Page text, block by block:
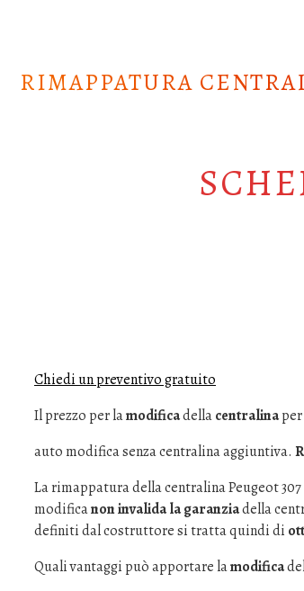
RIMAPPATURA
Chiedi un preventivo gratuito
Il prezzo per lamodificadellacentralina
auto modifica senza centralina aggiuntiva.
La rimappatura della centralina Peugeot
modificanon invalida la garanziadella
definiti dal costruttore si tratta quindi di
Quali vantaggi può apportare lamodifica